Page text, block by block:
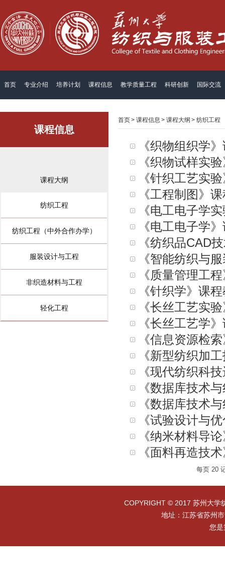
首页 专业介绍 培养计划 课程信息 教学质量工程 科研创新 国际交流
课程信息
课程大纲
纺织工程
纺织工程（中外合作办学）
服装设计与工程
非织造材料与工程
轻化工程
首页> 课程信息 > 课程大纲 > 纺织工程
《织物组织学
《织物试样实
《针织工艺实
《工程制图》
《电工电子学
《电工电子学
《纺织品CAD
《智能纺织与
《质量管理工
《针织学》课
《长丝工艺实
《长丝工艺学
《信息资源检
《新型纺织加
《现代纺织科
《数据库技术
《数据库技术
《试验设计与
《纳米材料导
《面料再造技
每页20
COPYRIGHT © 2017 苏州大学
地址：江苏省苏州
您